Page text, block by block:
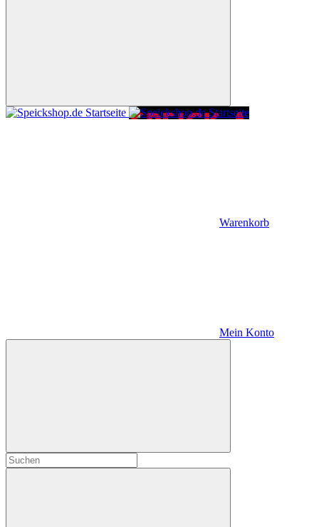
Warenkorb
Mein Konto